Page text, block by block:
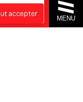
MENU
EUROPE
ET ÉTATS-UNIS
accepter